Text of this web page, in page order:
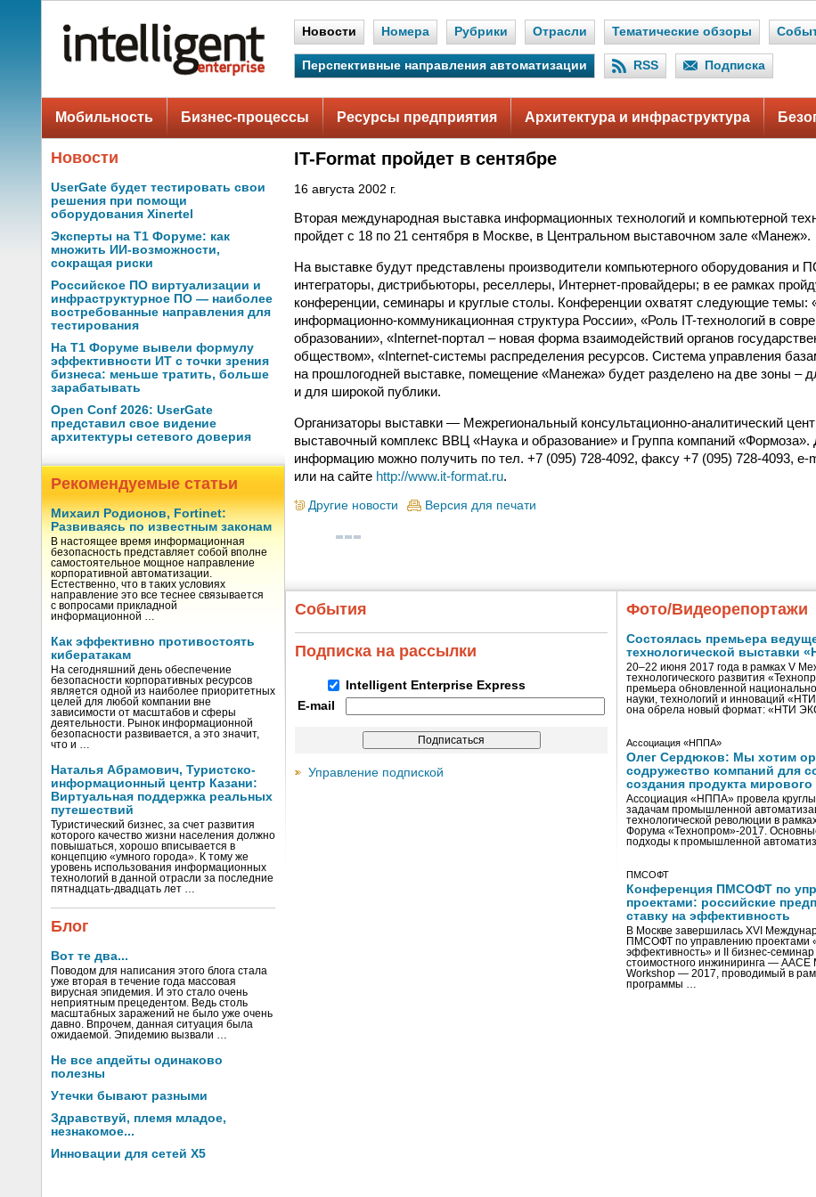
Новости Номера Рубрики Отрасли Тематические обзоры
Перспективные направления автоматизации RSS Подписка
Мобильность Бизнес-процессы Ресурсы предприятия Архитектура и инфраструктура
Новости
UserGate будет тестировать свои
решения при помощи
оборудования Xinertel
Эксперты на Т1 Форуме: как
множить ИИ-возможности,
сокращая риски
Российское ПО виртуализации и
инфраструктурное ПО — наиболее
востребованные направления для
тестирования
На Т1 Форуме вывели формулу
эффективности ИТ с точки зрения
бизнеса: меньше тратить, больше
зарабатывать
Open Conf 2026: UserGate
представил свое видение
архитектуры сетевого доверия
Рекомендуемые статьи
Михаил Родионов, Fortinet:
Развиваясь по известным законам
В настоящее время информационная
безопасность представляет собой вполне
самостоятельное мощное направление
корпоративной автоматизации.
Естественно, что в таких условиях
направление это все теснее связывается
с вопросами прикладной
информационной …
Как эффективно противостоять
кибератакам
На сегодняшний день обеспечение
безопасности корпоративных ресурсов
является одной из наиболее приоритетных
целей для любой компании вне
зависимости от масштабов и сферы
деятельности. Рынок информационной
безопасности развивается, а это значит,
что и …
Наталья Абрамович, Туристско-
информационный центр Казани:
Виртуальная поддержка реальных
путешествий
Туристический бизнес, за счет развития
которого качество жизни населения должно
повышаться, хорошо вписывается в
концепцию «умного города». К тому же
уровень использования информационных
технологий в данной отрасли за последние
пятнадцать-двадцать лет …
Блог
Вот те два...
Поводом для написания этого блога стала
уже вторая в течение года массовая
вирусная эпидемия. И это стало очень
неприятным прецедентом. Ведь столь
масштабных заражений не было уже очень
давно. Впрочем, данная ситуация была
ожидаемой. Эпидемию вызвали …
Не все апдейты одинаково
полезны
Утечки бывают разными
Здравствуй, племя младое,
незнакомое...
Инновации для сетей X5
IT-Format пройдет в сентябре
16 августа 2002 г.
Вторая международная выставка информационных технологий и компьютерной
пройдет с 18 по 21 сентября в Москве, в Центральном выставочном зале «Манеж».
На выставке будут представлены производители компьютерного оборудования и
интеграторы, дистрибьюторы, реселлеры, Интернет-провайдеры; в ее рамках
конференции, семинары и круглые столы. Конференции охватят следующие темы:
информационно-коммуникационная структура России», «Роль IT-технологий в
образовании», «Internet-портал – новая форма взаимодействий органов
обществом», «Internet-системы распределения ресурсов. Система управления
на прошлогодней выставке, помещение «Манежа» будет разделено на две зоны –
и для широкой публики.
Организаторы выставки — Межрегиональный консультационно-аналитический
выставочный комплекс ВВЦ «Наука и образование» и Группа компаний
информацию можно получить по тел. +7 (095) 728-4092, факсу +7 (095) 728-4093, e-
или на сайте http://www.it-format.ru.
Другие новости Версия для печати
События
Подписка на рассылки
Intelligent Enterprise Express
E-mail
Управление подпиской
Фото/Видеорепортажи
Состоялась премьера
технологической выставки
20–22 июня 2017 года в рамках V
технологического развития
премьера обновленной
науки, технологий и инноваций
она обрела новый формат: «НТИ
Ассоциация «НППА»
Олег Сердюков: Мы хотим
содружество компаний для
создания продукта мирового
Ассоциация «НППА» провела
задачам промышленной
технологической революции в
Форума «Технопром»-2017.
подходы к промышленной
ПМСОФТ
Конференция ПМСОФТ по
проектами: российские
ставку на эффективность
В Москве завершилась XVI
ПМСОФТ по управлению проектами
эффективность» и II бизнес-
стоимостного инжиниринга — AACE
Workshop — 2017, проводимый в
программы …